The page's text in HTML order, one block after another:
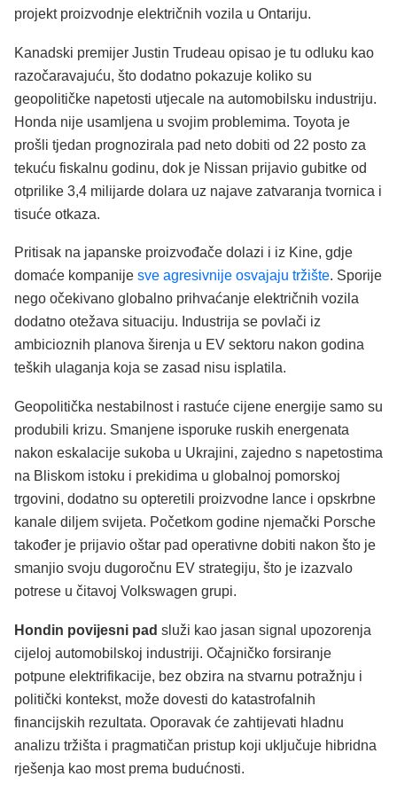
projekt proizvodnje električnih vozila u Ontariju.
Kanadski premijer Justin Trudeau opisao je tu odluku kao
razočaravajuću, što dodatno pokazuje koliko su
geopolitičke napetosti utjecale na automobilsku industriju.
Honda nije usamljena u svojim problemima. Toyota je
prošli tjedan prognozirala pad neto dobiti od 22 posto za
tekuću fiskalnu godinu, dok je Nissan prijavio gubitke od
otprilike 3,4 milijarde dolara uz najave zatvaranja tvornica i
tisuće otkaza.
Pritisak na japanske proizvođače dolazi i iz Kine, gdje
domaće kompanije sve agresivnije osvajaju tržište. Sporije
nego očekivano globalno prihvaćanje električnih vozila
dodatno otežava situaciju. Industrija se povlači iz
ambicioznih planova širenja u EV sektoru nakon godina
teških ulaganja koja se zasad nisu isplatila.
Geopolitička nestabilnost i rastuće cijene energije samo su
produbili krizu. Smanjene isporuke ruskih energenata
nakon eskalacije sukoba u Ukrajini, zajedno s napetostima
na Bliskom istoku i prekidima u globalnoj pomorskoj
trgovini, dodatno su opteretili proizvodne lance i opskrbne
kanale diljem svijeta. Početkom godine njemački Porsche
također je prijavio oštar pad operativne dobiti nakon što je
smanjio svoju dugoročnu EV strategiju, što je izazvalo
potrese u čitavoj Volkswagen grupi.
Hondin povijesni pad služi kao jasan signal upozorenja
cijeloj automobilskoj industriji. Očajničko forsiranje
potpune elektrifikacije, bez obzira na stvarnu potražnju i
politički kontekst, može dovesti do katastrofalnih
financijskih rezultata. Oporavak će zahtijevati hladnu
analizu tržišta i pragmatičan pristup koji uključuje hibridna
rješenja kao most prema budućnosti.